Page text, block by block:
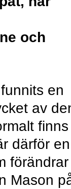
och
en
av
finns
därför en
förändrar
Mason